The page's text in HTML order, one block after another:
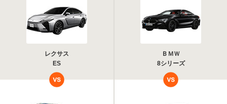
レクサス
ES
ＢＭＷ
8シリーズ